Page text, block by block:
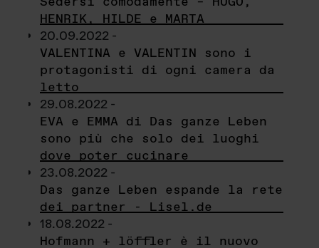
HENRIK, HILDE e MARTA
20.09.2022 -
VALENTINA e VALENTIN sono i
protagonisti di ogni camera da
letto
29.08.2022 -
EVA e EMMA di Das ganze Leben
sono più che solo dei luoghi
dove poter cucinare
23.08.2022 -
Das ganze Leben espande la rete
dei partner - Lisel.de
18.08.2022 -
Hofmann + löffler è il nuovo